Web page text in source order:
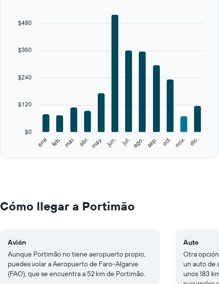
Range:
categories.
to
600.
ene feb. mar. abr. may. jun. jul. ago. sep. oct. nov. dic.
$0
$120
$240
$360
$480
interactive
Cómo llegar a Portimão
Avión
Aunque Portimão no tiene aeropuerto propio,
puedes volar a Aeropuerto de Faro-Algarve
(FAO), que se encuentra a 52 km de Portimão.
Auto
Otra
un auto de
unos 183